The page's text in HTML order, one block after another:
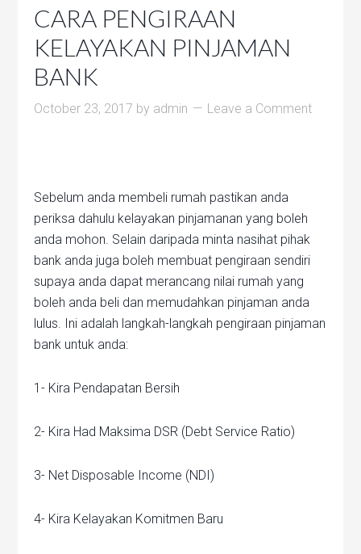
CARA PENGIRAAN
KELAYAKAN PINJAMAN
BANK
October 23, 2017 by admin Leave a Comment
Sebelum anda membeli rumah pastikan anda
periksa dahulu kelayakan pinjamanan yang boleh
anda mohon. Selain daripada minta nasihat pihak
bank anda juga boleh membuat pengiraan sendiri
supaya anda dapat merancang nilai rumah yang
boleh anda beli dan memudahkan pinjaman anda
lulus. Ini adalah langkah-langkah pengiraan pinjaman
bank untuk anda:
1- Kira Pendapatan Bersih
2- Kira Had Maksima DSR (Debt Service Ratio)
3- Net Disposable Income (NDI)
4- Kira Kelayakan Komitmen Baru